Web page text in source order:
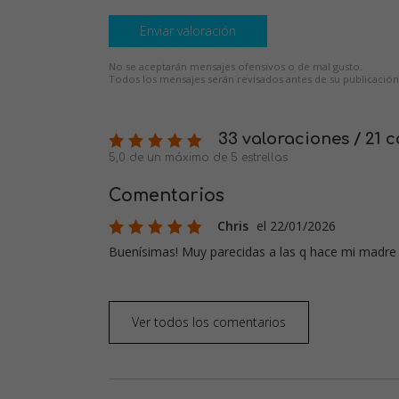
Enviar valoración
No se aceptarán mensajes ofensivos o de mal gusto.
Todos los mensajes serán revisados antes de su publicación.
33 valoraciones / 21
5,0 de un máximo de 5 estrellas
Comentarios
Chris el 22/01/2026
Buenísimas! Muy parecidas a las q hace mi madre
Ver todos los comentarios